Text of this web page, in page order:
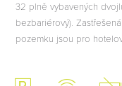
32 plně vybavených
bezbariérový).
pozemku jsou pro